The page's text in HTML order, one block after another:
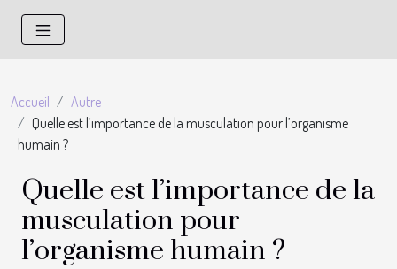
Accueil
Autre
Quelle est l’importance de la musculation pour l’organisme
humain ?
Quelle est l’importance de la
musculation pour
l’organisme humain ?